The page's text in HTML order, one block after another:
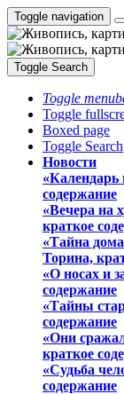
Toggle navigation
Toggle Search
Toggle
Toggle
Boxed page
Toggle Search
Новости
содержание
«Вечера на
краткое
«Тайна
Торина,
«О носах и
содержание
«Тайны
содержание
«Они
краткое
«Судьба
содержание